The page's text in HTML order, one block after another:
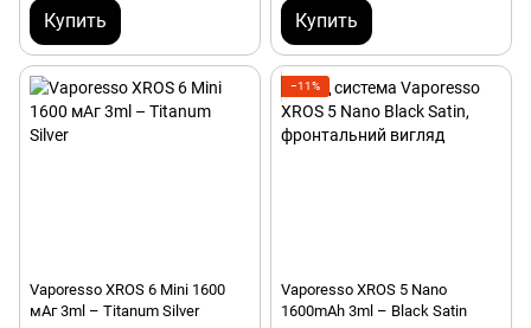
Купить Купить
Vaporesso XROS 6 Mini 1600
мАг 3ml – Titanum Silver
−11%
Vaporesso XROS 5 Nano
1600mAh 3ml – Black Satin